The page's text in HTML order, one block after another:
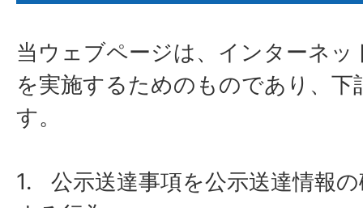
当ウェブページは、インターネッ
を実施するためのものであり、下
す。
1. 公示送達事項を公示送達情報